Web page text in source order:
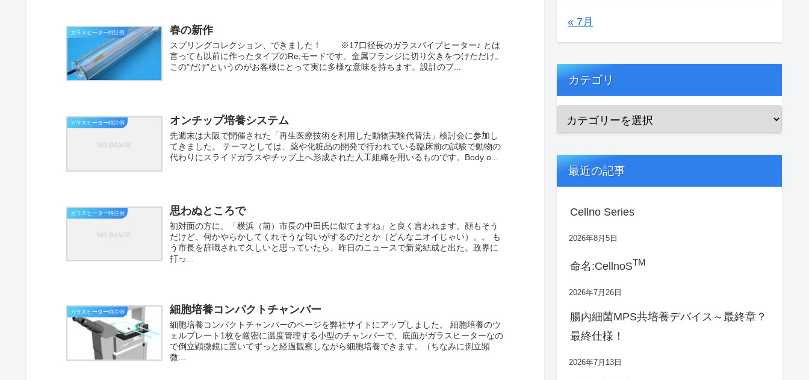
ガラスヒーター特注例 春の新作
スプリングコレクション、できました！ ※17口径長のガラスパイプヒーター♪ とは
言っても以前に作ったタイプのRe;モードです。金属フランジに切り欠きをつけただけ。
この"だけ"というのがお客様にとって実に多様な意味を持ちます。設計のプ...
ガラスヒーター特注例 オンチップ培養システム
先週末は大阪で開催された「再生医療技術を利用した動物実験代替法」検討会に参加し
てきました。 テーマとしては、薬や化粧品の開発で行われている臨床前の試験で動物の
代わりにスライドガラスやチップ上へ形成された人工組織を用いるものです。Body o...
ガラスヒーター特注例 思わぬところで
初対面の方に、「横浜（前）市長の中田氏に似てますね」と良く言われます。顔もそう
だけど、何かやらかしてくれそうな匂いがするのだとか（どんなニオイじゃい）。。 も
う市長を辞職されて久しいと思っていたら、昨日のニュースで新党結成と出た。政界に
打っ...
ガラスヒーター特注例 細胞培養コンパクトチャンバー
細胞培養コンパクトチャンバーのページを弊社サイトにアップしました。 細胞培養のウ
ェルプレート1枚を厳密に温度管理する小型のチャンバーで、底面がガラスヒーターなの
で倒立顕微鏡に置いてずっと経過観察しながら細胞培養できます。（ちなみに倒立顕
微...
« 7月
カテゴリ
最近の記事
Cellno Series
2026年8月5日
命名:CellnoSTM
2026年7月26日
腸内細菌MPS共培養デバイス～最終章？
最終仕様！
2026年7月13日